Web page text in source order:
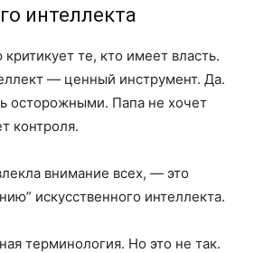
интеллекта
те, кто имеет власть.
— ценный инструмент. Да.
осторожными. Папа не хочет
контроля.
внимание всех, — это
искусственного интеллекта.
терминология. Но это не так.